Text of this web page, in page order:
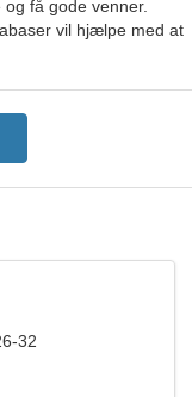
få gode venner.
vil hjælpe med at
32